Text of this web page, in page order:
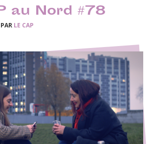
au Nord #78
LE CAP